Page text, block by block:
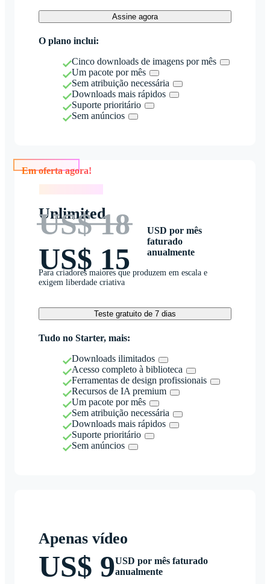
Assine agora
O plano inclui:
Cinco downloads de imagens por mês
Um pacote por mês
Sem atribuição necessária
Downloads mais rápidos
Suporte prioritário
Sem anúncios
Unlimited
US$ 18
US$ 15
USD por mês
faturado
anualmente
Para criadores maiores que produzem em escala e
exigem liberdade criativa
Teste gratuito de 7 dias
Tudo no Starter, mais:
Downloads ilimitados
Acesso completo à biblioteca
Ferramentas de design profissionais
Recursos de IA premium
Um pacote por mês
Sem atribuição necessária
Downloads mais rápidos
Suporte prioritário
Sem anúncios
Apenas vídeo
US$ 9USD por mês faturado
anualmente